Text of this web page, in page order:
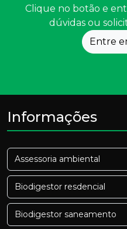
Clique no botão e
dúvidas ou
Entre
Informações
Assessoria ambiental
Biodigestor resdencial
Biodigestor saneamento